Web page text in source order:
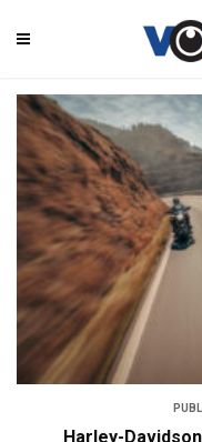
Harley-